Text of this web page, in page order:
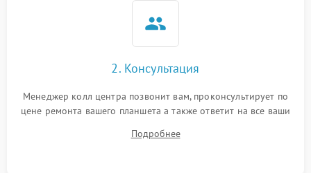
2. Консультация
Менеджер колл центра позвонит вам, проконсультирует по
цене ремонта вашего планшета а также ответит на все ваши
Подробнее